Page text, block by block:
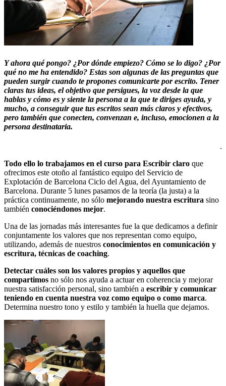
Y ahora qué pongo? ¿Por dónde empiezo? Cómo se lo digo? ¿Por
qué no me ha entendido? Estas son algunas de las preguntas que
pueden surgir cuando te propones comunicarte por escrito. Tener
claras tus ideas, el objetivo que persigues, la voz desde la que
hablas y cómo es y siente la persona a la que te diriges ayuda, y
mucho, a conseguir que tus escritos sean más claros y efectivos,
pero también que conecten, convenzan e, incluso, emocionen a la
persona destinataria.
.
Todo ello lo trabajamos en el curso para Escribir claro que
ofrecimos este otoño al fantástico equipo del Servicio de
Explotación de Barcelona Ciclo del Agua, del Ayuntamiento de
Barcelona. Durante 5 lunes pasamos de la teoría (la justa) a la
práctica continuamente, no sólo mejorando nuestra escritura sino
también conociéndonos mejor.
Una de las jornadas más interesantes fue la que dedicamos a definir
conjuntamente los valores que nos representan como equipo,
utilizando, además de nuestros conocimientos en comunicación y
escritura, técnicas de coaching.
Detectar cuáles son los valores propios y aquellos que
compartimos no sólo nos ayuda a actuar en coherencia y mejorar
nuestra satisfacción personal, sino también a escribir y comunicar
teniendo en cuenta nuestra voz como equipo o como marca.
Determina nuestro tono y estilo y también la huella que dejamos.